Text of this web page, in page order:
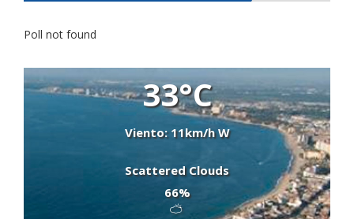
Poll not found
33°C
Viento: 11km/h W
Scattered Clouds
66%